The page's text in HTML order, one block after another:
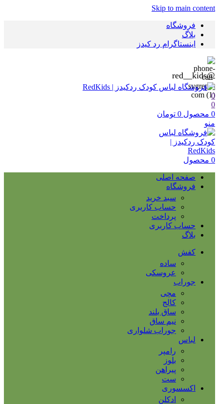
Skip to main content
فروشگاه
بلاگ
اینستاگرام رد کیدز
@red__kids
0
0
0 محصول 0 تومان
منو
0 محصول
صفحه اصلی
فروشگاه
سبد خرید
حساب کاربری
پرداخت
حساب کاربری
بلاگ
کفش
ساده
عروسکی
جوراب
مچی
کالج
ساق بلند
نیم ساق
جوراب شلواری
لباس
رامپر
بلوز
پیراهن
ست
اکسسوری
ادکلن